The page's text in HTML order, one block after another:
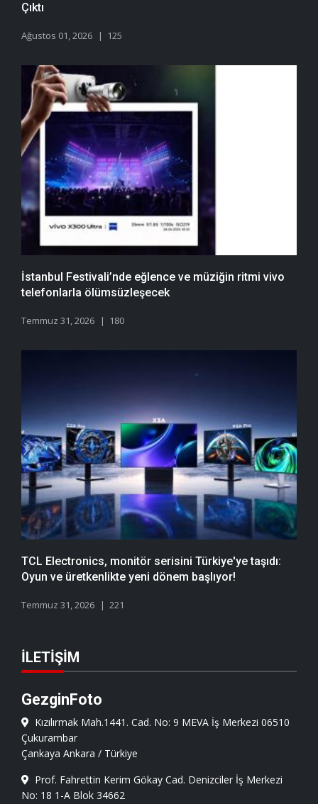
Çıktı
Ağustos 01, 2026 125
İstanbul Festivali’nde eğlence ve müziğin ritmi vivo
telefonlarla ölümsüzleşecek
Temmuz 31, 2026 180
TCL Electronics, monitör serisini Türkiye'ye taşıdı:
Oyun ve üretkenlikte yeni dönem başlıyor!
Temmuz 31, 2026 221
İLETIŞIM
GezginFoto
Kızılırmak Mah.1441. Cad. No: 9 MEVA İş Merkezi 06510
Çukurambar
Çankaya Ankara / Türkiye
Prof. Fahrettin Kerim Gökay Cad. Denizciler İş Merkezi
No: 18 1-A Blok 34662